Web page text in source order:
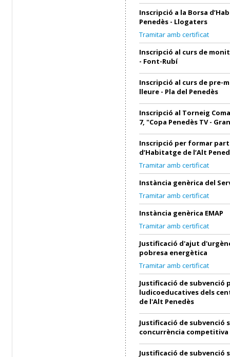
Inscripció a la Borsa
Penedès - Llogaters
Tramitar amb certificat
Inscripció al curs de
- Font-Rubí
Inscripció al curs de pre-
lleure - Pla del Penedès
Inscripció al Torneig
7, "Copa Penedès TV -
Inscripció per formar part
d’Habitatge de l’Alt
Tramitar amb certificat
Instància genèrica del
Tramitar amb certificat
Instància genèrica EMAP
Tramitar amb certificat
Justificació d'ajut
pobresa energètica
Tramitar amb certificat
Justificació de subvenció
ludicoeducatives dels
de l'Alt Penedès
Justificació de subvenció
concurrència competitiva
Justificació de subvenció